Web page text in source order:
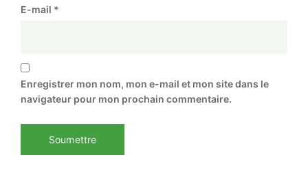
E-mail *
Enregistrer mon nom, mon e-mail et mon site dans le
navigateur pour mon prochain commentaire.